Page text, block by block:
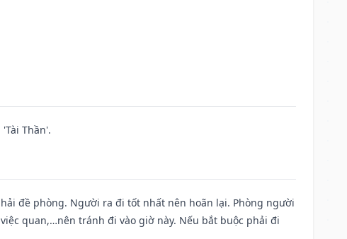
Thần'.
đề phòng. Người ra đi tốt nhất nên hoãn lại. Phòng người
quan,…nên tránh đi vào giờ này. Nếu bắt buộc phải đi